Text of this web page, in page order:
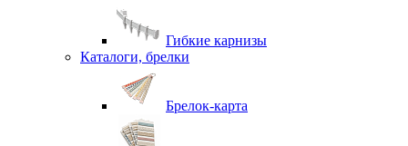
Гибкие карнизы
Каталоги, брелки
Брелок-карта